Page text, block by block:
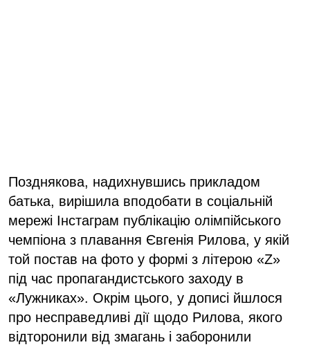
Позднякова, надихнувшись прикладом
батька, вирішила вподобати в соціальній
мережі Інстаграм публікацію олімпійського
чемпіона з плавання Євгенія Рилова, у якій
той постав на фото у формі з літерою «Z»
під час пропагандистського заходу в
«Лужниках». Окрім цього, у дописі йшлося
про несправедливі дії щодо Рилова, якого
відторонили від змагань і заборонили